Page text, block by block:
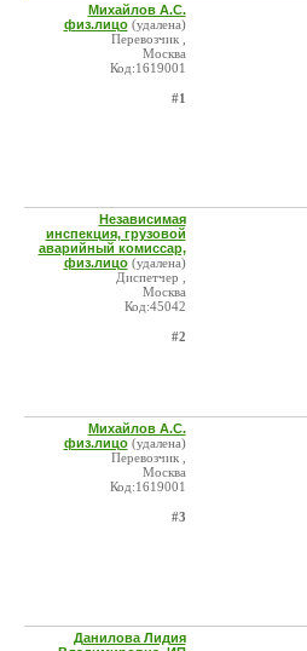
Михайлов А.С.
физ.лицо (удалена)
Перевозчик ,
Москва
Код:1619001
#1
Независимая
инспекция, грузовой
аварийный комиссар,
физ.лицо (удалена)
Диспетчер ,
Москва
Код:45042
#2
Михайлов А.С.
физ.лицо (удалена)
Перевозчик ,
Москва
Код:1619001
#3
Данилова Лидия